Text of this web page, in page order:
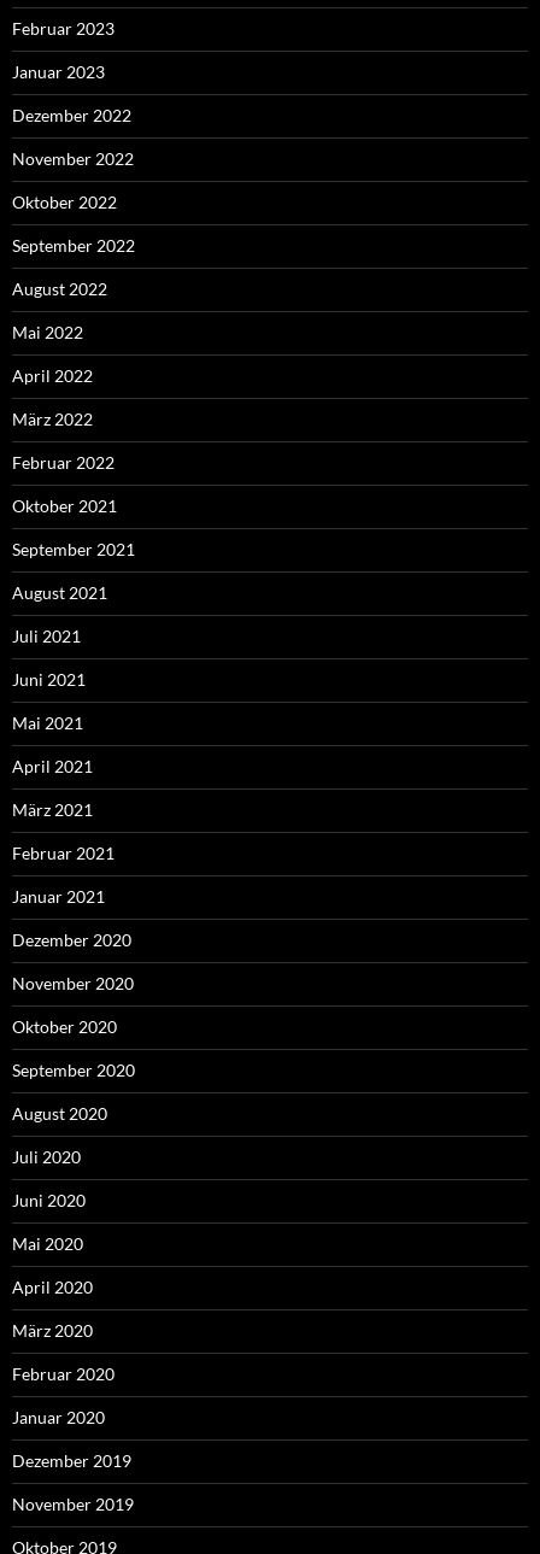
Februar 2023
Januar 2023
Dezember 2022
November 2022
Oktober 2022
September 2022
August 2022
Mai 2022
April 2022
März 2022
Februar 2022
Oktober 2021
September 2021
August 2021
Juli 2021
Juni 2021
Mai 2021
April 2021
März 2021
Februar 2021
Januar 2021
Dezember 2020
November 2020
Oktober 2020
September 2020
August 2020
Juli 2020
Juni 2020
Mai 2020
April 2020
März 2020
Februar 2020
Januar 2020
Dezember 2019
November 2019
Oktober 2019